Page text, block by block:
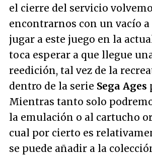
el cierre del servicio
encontrarnos con un vacío a
jugar a este juego en la
toca esperar a que llegue
reedición, tal vez de la
dentro de la serie Sega Ages
Mientras tanto solo
la emulación o al cartucho
cual por cierto es
se puede añadir a la